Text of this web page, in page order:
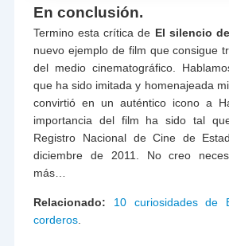
En conclusión.
Termino esta crítica de El silencio
nuevo ejemplo de film que consigue
del medio cinematográfico.
que ha sido imitada y homenajeada
convirtió en un auténtico icono a
importancia del film ha sido tal
Registro Nacional de Cine de
diciembre de 2011. No creo
más…
Relacionado:
10 curiosidades de
corderos.